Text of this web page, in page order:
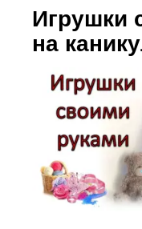
Игрушки
на